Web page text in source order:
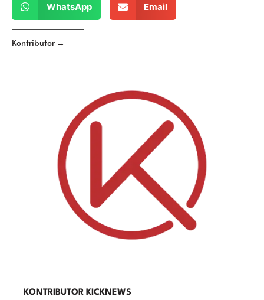
WhatsApp Email
Kontributor →
KONTRIBUTOR KICKNEWS